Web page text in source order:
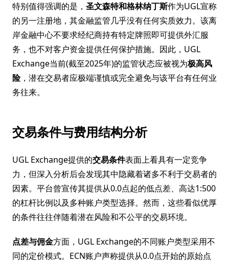
特别值得强调的是， 圣文森特和格林纳丁斯作为UGL宣称
的另一注册地，其金融监管几乎没有任何实质效力。该离
岸金融中心不要求经纪商持有特定牌照即可提供外汇服
务，也不对客户资金提供任何保护措施。因此，UGL
Exchange当前(截至2025年)的监管状态应被视为极高风
险，潜在交易者应极端谨慎或完全避免与该平台有任何业
务往来。
交易条件与费用结构分析
UGL Exchange提供的交易条件表面上看具有一定竞争
力，但深入分析后会发现其中隐藏着诸多不利于交易者的
因素。平台曾宣传其提供从0.0点起的低点差、高达1:500
的杠杆比例以及多种账户类型选择。然而，这些看似优厚
的条件往往伴随着潜在风险和不公平的交易环境。
点差与佣金方面，UGL Exchange的不同账户类型采用不
同的定价模式。ECN账户声称提供从0.0点开始的原始点